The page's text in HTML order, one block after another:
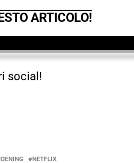
ARTICOLO!
social!
NETFLIX